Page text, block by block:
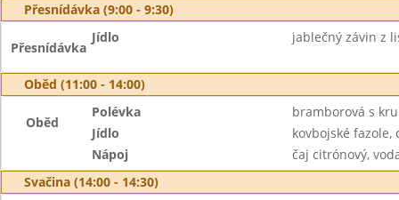
Přesnídávka (9:00 - 9:30)
Přesnídávka
Jídlo jablečný závin z
Oběd (11:00 - 14:00)
Oběd
Polévka
bramborová s
Jídlo
kovbojské fazole,
Nápoj
čaj citrónový,
Svačina (14:00 - 14:30)